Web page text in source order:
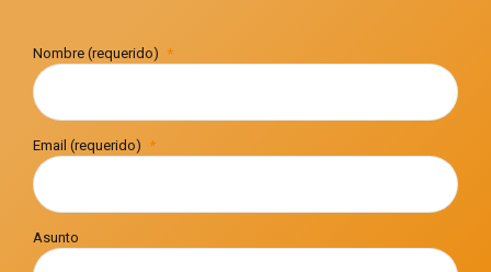
Nombre (requerido)
Email (requerido)
Asunto